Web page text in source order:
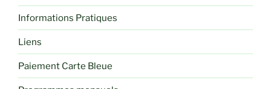
Informations Pratiques
Liens
Paiement Carte Bleue